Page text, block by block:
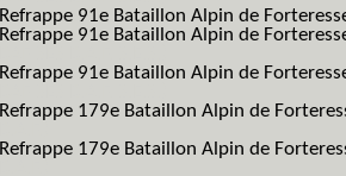
Refrappe 91e Bataillon Alpin de
Refrappe 91e Bataillon Alpin de
Refrappe 91e Bataillon Alpin de
Refrappe 179e Bataillon Alpin de
Refrappe 179e Bataillon Alpin de